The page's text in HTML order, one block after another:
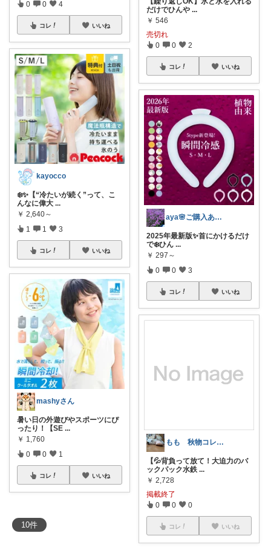
10件
0 0 4
コレ いいね
kayocco
❄️✨【“冷たいが続く”って、こ
んなに偉大 ...
￥ 2,640～
1 1 3
コレ いいね
mashyさん
暑い日の外遊びやスポーツにぴ
ったり！【SE ...
￥ 1,760
0 0 1
コレ いいね
だけでひんや ...
￥ 546
売切れ
0 0 2
コレ いいね
aya🌸ご購入ありがとうございます✨
2025年最新版✨首にかけるだけ
で❄️ひん ...
￥ 297～
0 0 3
コレ いいね
もも 秋物コレクション中
【💦背負って放て！大迫力のバ
ックパック水鉄 ...
￥ 2,728
掲載終了
0 0 0
コレ いいね